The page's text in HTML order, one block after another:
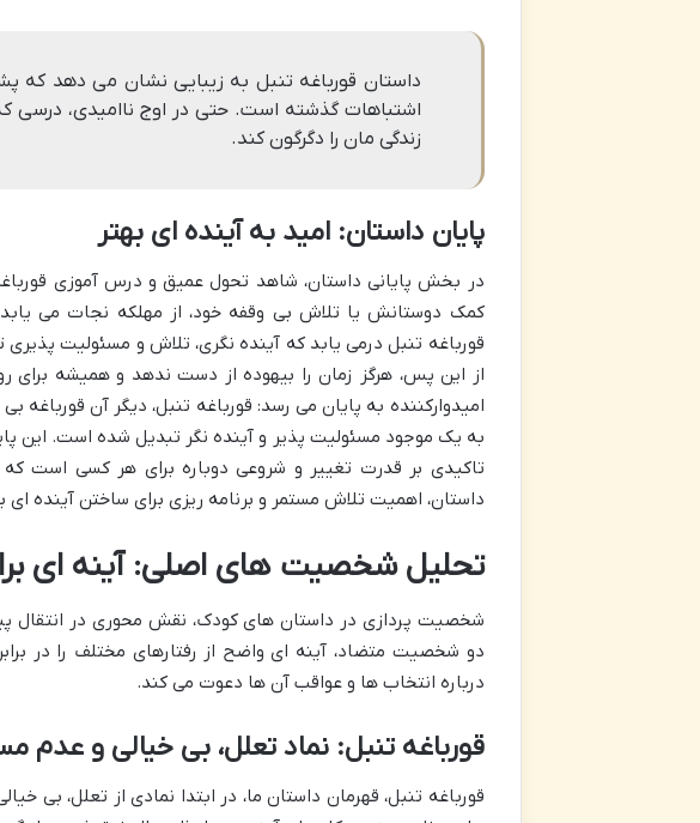
داستان قورباغه تنبل به زیبایی نشان می دهد که
اشتباهات گذشته است. حتی در اوج ناامیدی، درسی
زندگی مان را دگرگون کند.
پایان داستان: امید به آینده ای بهتر
در بخش پایانی داستان، شاهد تحول عمیق و درس آموزی
کمک دوستانش یا تلاش بی وقفه خود، از مهلکه نجات می
قورباغه تنبل درمی یابد که آینده نگری، تلاش و مسئولیت
از این پس، هرگز زمان را بیهوده از دست ندهد و همیشه برای
امیدوارکننده به پایان می رسد: قورباغه تنبل، دیگر آن قورباغه
به یک موجود مسئولیت پذیر و آینده نگر تبدیل شده است. این
تاکیدی بر قدرت تغییر و شروعی دوباره برای هر کسی است
داستان، اهمیت تلاش مستمر و برنامه ریزی برای ساختن آینده ای
تحلیل شخصیت های اصلی: آینه ای
شخصیت پردازی در داستان های کودک، نقش محوری در انتقال
دو شخصیت متضاد، آینه ای واضح از رفتارهای مختلف را در
درباره انتخاب ها و عواقب آن ها دعوت می کند.
قورباغه تنبل: نماد تعلل، بی خیالی و عدم
قورباغه تنبل، قهرمان داستان ما، در ابتدا نمادی از تعلل،